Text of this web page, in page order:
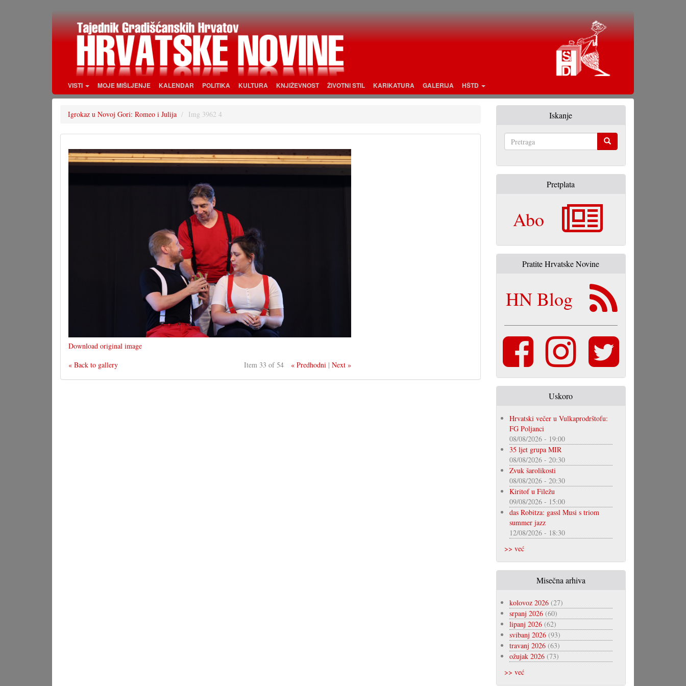
VISTI MOJE MIŠLJENJE KALENDAR POLITIKA KULTURA KNJIŽEVNOST ŽIVOTNI STIL KARIKATURA GALERIJA HŠTD
Igrokaz u Novoj Gori: Romeo i Julija Img 3962 4
Download original image
« Back to gallery
Item 33 of 54 « Predhodni |Next »
Iskanje
Pretplata
Abo
Pratite Hrvatske Novine
HN Blog
Uskoro
Hrvatski večer u Vulkaprodrštofu:
FG Poljanci
08/08/2026 - 19:00
35 ljet grupa MIR
08/08/2026 - 20:30
Zvuk šarolikosti
08/08/2026 - 20:30
Kiritof u Filežu
09/08/2026 - 15:00
das Robitza: gassl Musi s triom
summer jazz
12/08/2026 - 18:30
>> već
Misečna arhiva
kolovoz 2026(27)
srpanj 2026(60)
lipanj 2026(62)
svibanj 2026(93)
travanj 2026(63)
ožujak 2026(73)
>> već